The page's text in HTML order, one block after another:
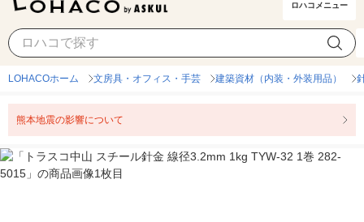
ロハコメニュー
LOHACOホーム 文房具・オフィス・手芸 建築資材（内装・外装用品）
熊本地震の影響について